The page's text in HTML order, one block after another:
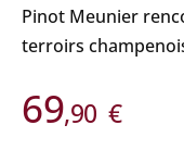
Pinot Meunier
terroirs
69,90 €